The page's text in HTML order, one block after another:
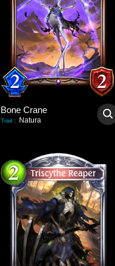
Bone Crane
Trait : Natura